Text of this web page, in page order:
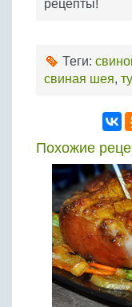
рецепты!
Теги:
свиная шея,
Похожие